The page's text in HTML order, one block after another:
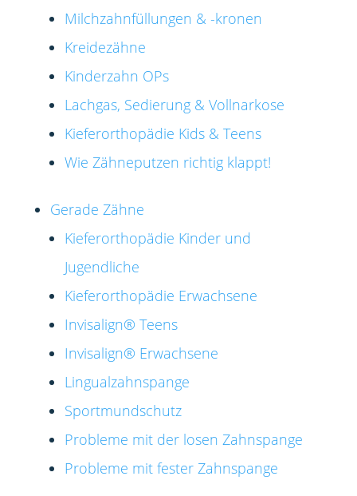
Milchzahnfüllungen & -kronen
Kreidezähne
Kinderzahn OPs
Lachgas, Sedierung & Vollnarkose
Kieferorthopädie Kids & Teens
Wie Zähneputzen richtig klappt!
Gerade Zähne
Kieferorthopädie Kinder und
Jugendliche
Kieferorthopädie Erwachsene
Invisalign®️ Teens
Invisalign®️ Erwachsene
Lingualzahnspange
Sportmundschutz
Probleme mit der losen Zahnspange
Probleme mit fester Zahnspange